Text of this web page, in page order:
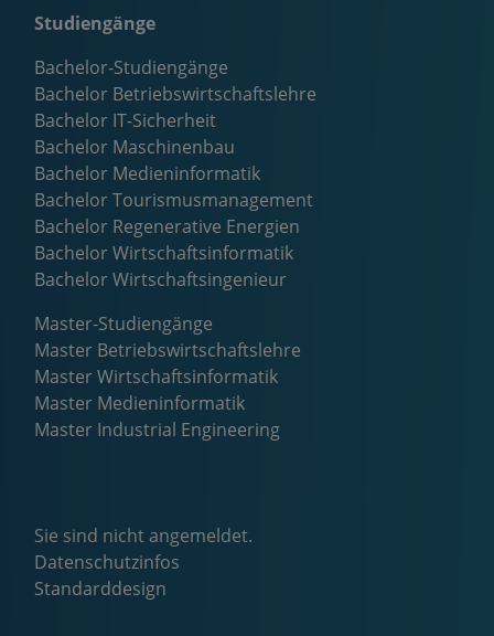
Studiengänge
Bachelor-Studiengänge
Bachelor Betriebswirtschaftslehre
Bachelor IT-Sicherheit
Bachelor Maschinenbau
Bachelor Medieninformatik
Bachelor Tourismusmanagement
Bachelor Regenerative Energien
Bachelor Wirtschaftsinformatik
Bachelor Wirtschaftsingenieur
Master-Studiengänge
Master Betriebswirtschaftslehre
Master Wirtschaftsinformatik
Master Medieninformatik
Master Industrial Engineering
Sie sind nicht angemeldet.
Datenschutzinfos
Standarddesign